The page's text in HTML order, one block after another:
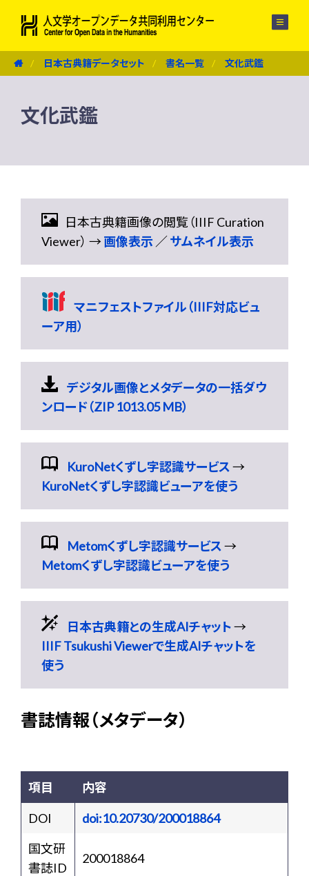
日本古典籍データセット 書名一覧 文化武鑑
文化武鑑
日本古典籍画像の閲覧（IIIF Curation
Viewer） →画像表示 ／サムネイル表示
マニフェストファイル（IIIF対応ビュ
ーア用）
デジタル画像とメタデータの一括ダウ
ンロード（ZIP 1013.05 MB）
KuroNetくずし字認識サービス→
KuroNetくずし字認識ビューアを使う
Metomくずし字認識サービス→
Metomくずし字認識ビューアを使う
日本古典籍との生成AIチャット→
IIIF Tsukushi Viewerで生成AIチャットを
使う
書誌情報（メタデータ）
項目 内容
DOI
doi:10.20730/200018864
国文研
書誌ID
200018864